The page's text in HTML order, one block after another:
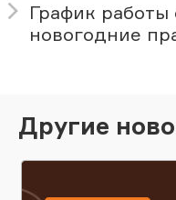
График
новогодние
Другие